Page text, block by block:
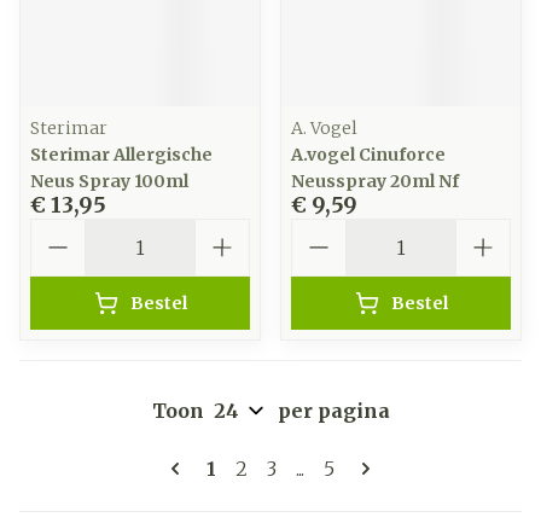
Sterimar
Sterimar Allergische
Neus Spray 100ml
€ 13,95
Bestel
A. Vogel
A.vogel Cinuforce
Neusspray 20ml Nf
€ 9,59
Bestel
Pagina's
U lees momenteel pagina
1 Pagina
2 Pagina
3 ... Pagina
5
Toon per pagina